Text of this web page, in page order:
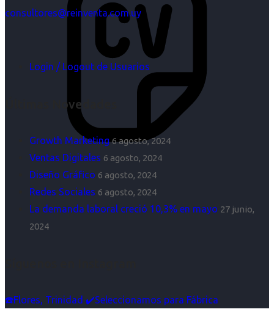
consultores@reinventa.com.uy
Login / Logout de Usuarios
Últimas Novedades
Growth Marketing 6 agosto, 2024
Ventas Digitales 6 agosto, 2024
Diseño Gráfico 6 agosto, 2024
Redes Sociales 6 agosto, 2024
La demanda laboral creció 10,3% en mayo 27 junio,
2024
☎️Flores, Trinidad ✔️Seleccionamos para Fábrica